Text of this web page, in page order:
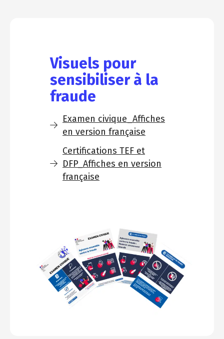
Visuels pour
sensibiliser à la
fraude
Examen civique_Affiches
en version française
Certifications TEF et
DFP_Affiches en version
française